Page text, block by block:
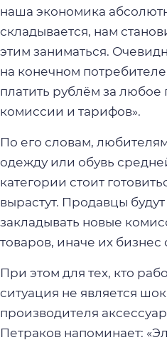
наша экономика
складывается, нам
этим заниматься.
на конечном
платить рублём за
комиссии и тарифов».
По его словам,
одежду или обувь
категории стоит
вырастут. Продавцы
закладывать новые
товаров, иначе их бизнес
При этом для тех, кто
ситуация не является
производителя
Петраков напоминает: